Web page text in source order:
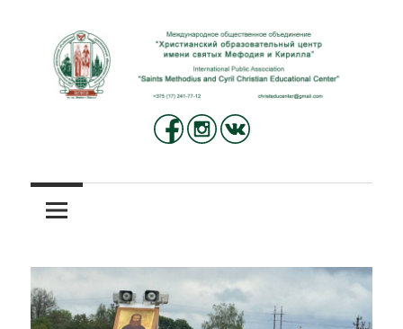
содержимому
Христианский
центр
имени
святых
Международное
«Христианский
образовательный
имени
святых
Мефодия